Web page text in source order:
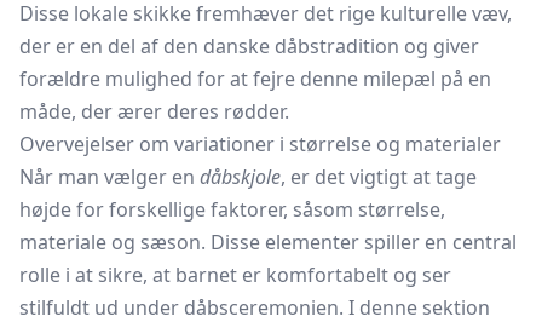
Disse lokale skikke fremhæver det rige kulturelle væv,
der er en del af den danske dåbstradition og giver
forældre mulighed for at fejre denne milepæl på en
måde, der ærer deres rødder.
Overvejelser om variationer i størrelse og materialer
Når man vælger en dåbskjole, er det vigtigt at tage
højde for forskellige faktorer, såsom størrelse,
materiale og sæson. Disse elementer spiller en central
rolle i at sikre, at barnet er komfortabelt og ser
stilfuldt ud under dåbsceremonien. I denne sektion